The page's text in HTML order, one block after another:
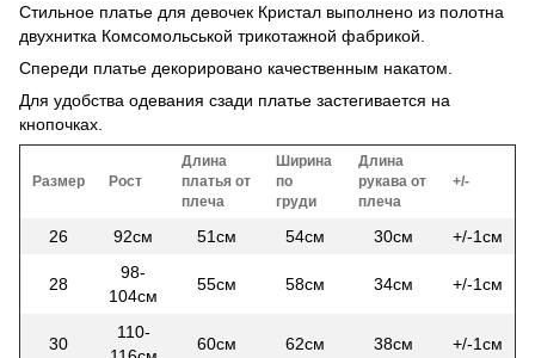
Стильное платье для девочек Кристал выполнено из полотна
двухнитка Комсомольськой трикотажной фабрикой.
Спереди платье декорировано качественным накатом.
Для удобства одевания сзади платье застегивается на
кнопочках.
Размер Рост
Длина
платья от
плеча
Ширина
по
груди
Длина
рукава от
плеча
+/-
26 92см 51см 54см 30см +/-1см
28
98-
104см
55см 58см 34см +/-1см
30
110-
60см 62см 38см +/-1см